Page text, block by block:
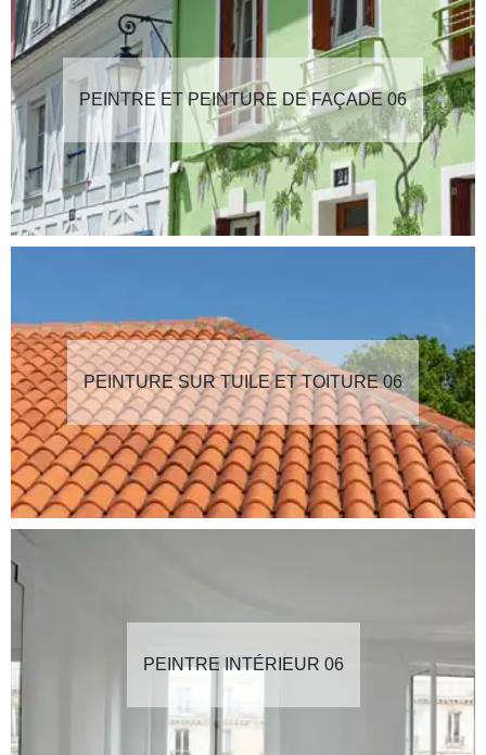
PEINTRE ET PEINTURE DE FAÇADE 06
PEINTURE SUR TUILE ET TOITURE 06
PEINTRE INTÉRIEUR 06